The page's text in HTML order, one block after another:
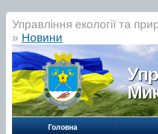
Управління екології та
» Новини
Головна